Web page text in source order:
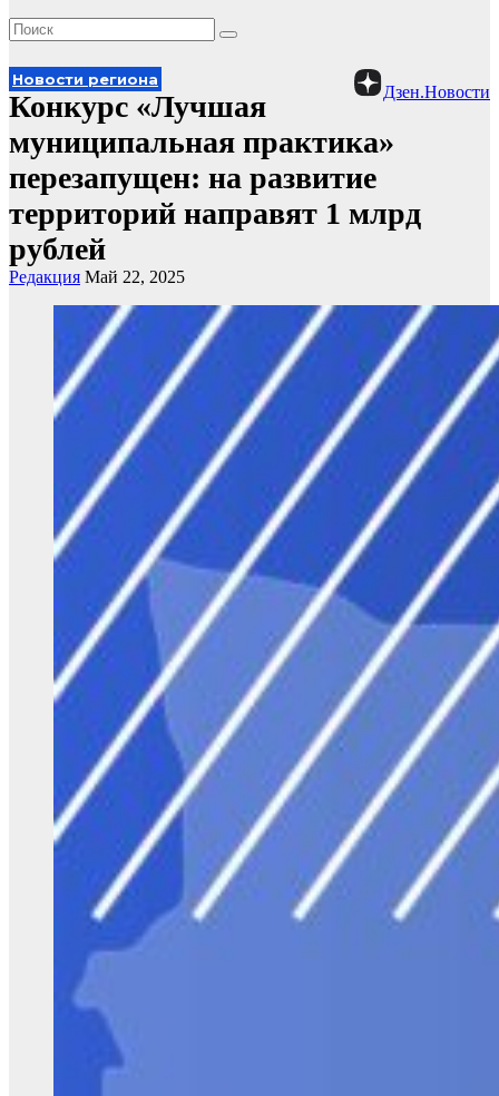
Дзен.Новости
Новости региона
Конкурс «Лучшая
муниципальная практика»
перезапущен: на развитие
территорий направят 1 млрд
рублей
Редакция Май 22, 2025